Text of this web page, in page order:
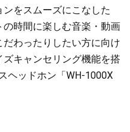
をスムーズにこなした
時間に楽しむ音楽・動画
わったりしたい方に向け
キャンセリング機能を搭
ヘッドホン「WH-1000X